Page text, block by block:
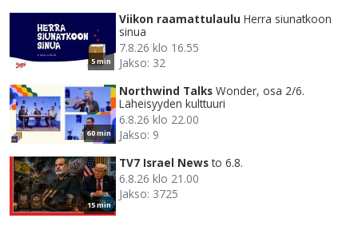
5 min
Viikon raamattulaulu Herra siunatkoon
sinua
7.8.26 klo 16.55
Jakso: 32
60 min
Northwind Talks Wonder, osa 2/6.
Läheisyyden kulttuuri
6.8.26 klo 22.00
Jakso: 9
15 min
TV7 Israel News to 6.8.
6.8.26 klo 21.00
Jakso: 3725